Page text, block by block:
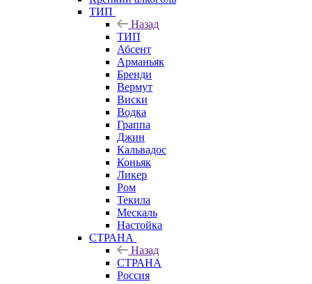
ТИП
Назад
ТИП
Абсент
Арманьяк
Бренди
Вермут
Виски
Водка
Граппа
Джин
Кальвадос
Коньяк
Ликер
Ром
Текила
Мескаль
Настойка
СТРАНА
Назад
СТРАНА
Россия